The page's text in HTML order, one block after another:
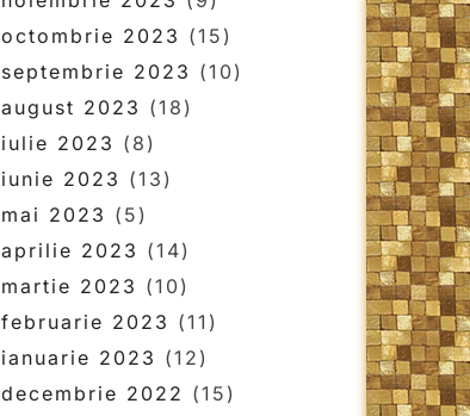
octombrie 2023 (15)
septembrie 2023 (10)
august 2023 (18)
iulie 2023 (8)
iunie 2023 (13)
mai 2023 (5)
aprilie 2023 (14)
martie 2023 (10)
februarie 2023 (11)
ianuarie 2023 (12)
decembrie 2022 (15)